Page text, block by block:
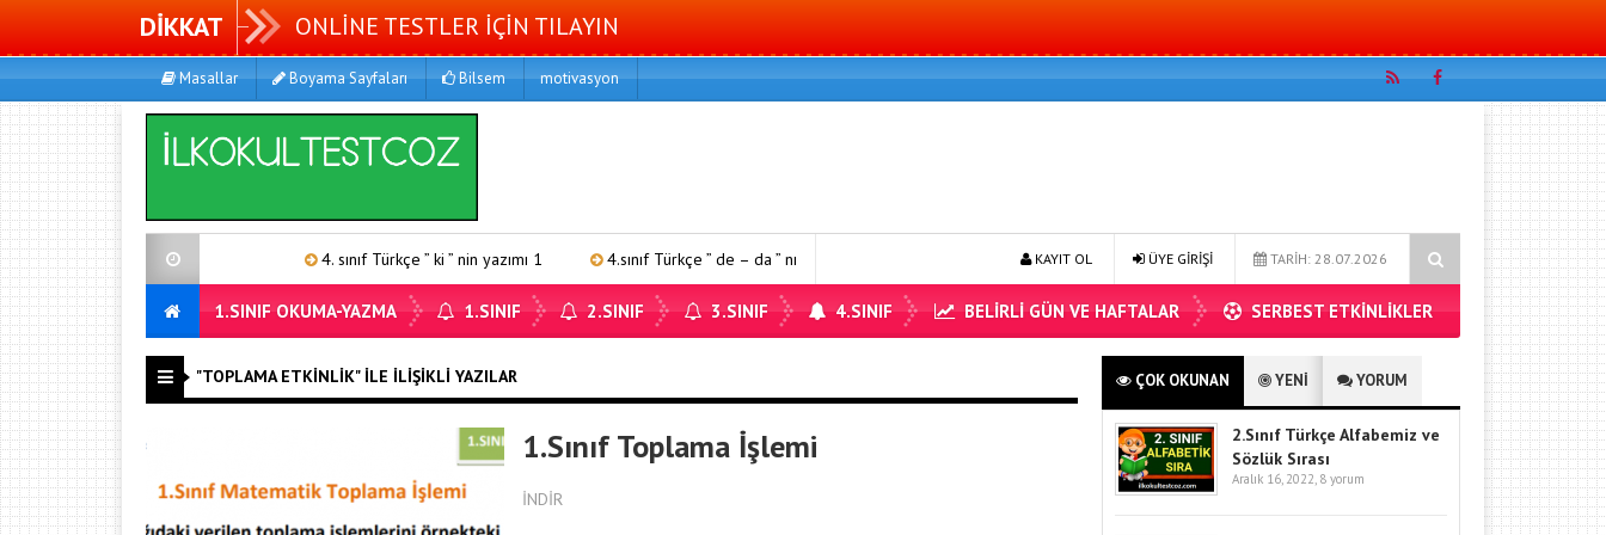
DİKKAT ONLİNE TESTLER İÇİN TILAYIN
Masallar Boyama Sayfaları Bilsem motivasyon
4. sınıf Türkçe ” ki ” nin yazımı 1 4.sınıf Türkçe ” de – da ” nın kullanımı 1 4.sınıf matematik bölme problemleri 2 4.sınıf matematik bölme işlemi problemler 1
TARİH: 28.07.2026
ÜYE GİRİŞİ
KAYIT OL
1.SINIF OKUMA-YAZMA 1.SINIF 2.SINIF 3.SINIF 4.SINIF BELİRLİ GÜN VE HAFTALAR SERBEST ETKİNLİKLER
"TOPLAMA ETKINLIK" ILE İLIŞIKLI YAZILAR
1.Sınıf Toplama İşlemi
İNDİR
ÇOK OKUNAN YENİ YORUM
2.Sınıf Türkçe Alfabemiz ve
Sözlük Sırası
Aralık 16, 2022, 8 yorum